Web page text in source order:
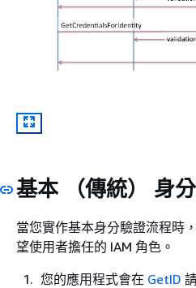
基本 （傳統） 身
當您實作基本身分驗證流程時
望使用者擔任的 IAM 角色。
您的應用程式會在 GetID